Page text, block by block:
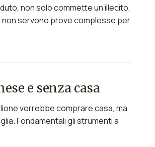
non solo commette un illecito,
servono prove complesse per
e senza casa
vorrebbe comprare casa, ma
Fondamentali gli strumenti a